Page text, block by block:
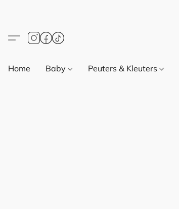
Home Baby Peuters & Kleuters